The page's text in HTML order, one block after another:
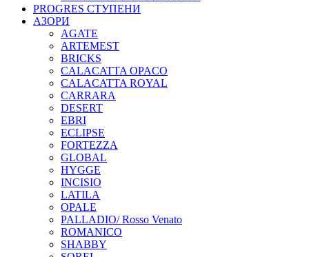
PROGRES СТУПЕНИ
АЗОРИ
AGATE
ARTEMEST
BRICKS
CALACATTA OPACO
CALACATTA ROYAL
CARRARA
DESERT
EBRI
ECLIPSE
FORTEZZA
GLOBAL
HYGGE
INCISIO
LATILA
OPALE
PALLADIO/ Rosso Venato
ROMANICO
SHABBY